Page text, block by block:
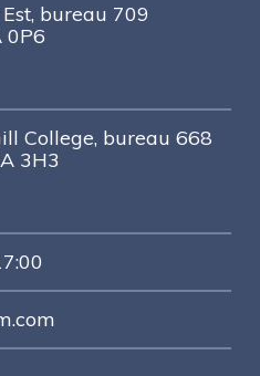
bureau 709
0P6
College, bureau 668
3H3